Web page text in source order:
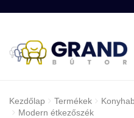
Kezdőlap Termékek
Modern étkezőszék